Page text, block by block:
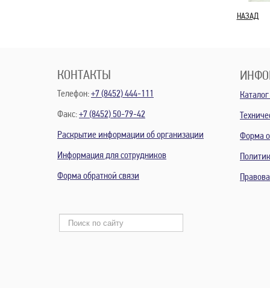
НАЗАД
КОНТАКТЫ
Телефон:+7 (8452) 444-111
Факс:+7 (8452) 50-79-42
Раскрытие информации об организации
Информация для сотрудников
Форма обратной связи
Форма